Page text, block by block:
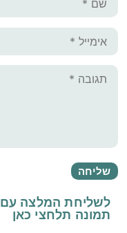
לשליחת המלצה עם
תמונה תלחצי כאן